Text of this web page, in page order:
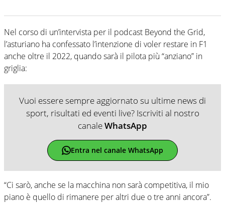
Nel corso di un’intervista per il podcast Beyond the Grid,
l’asturiano ha confessato l’intenzione di voler restare in F1
anche oltre il 2022, quando sarà il pilota più “anziano” in
griglia:
Vuoi essere sempre aggiornato su ultime news di
sport, risultati ed eventi live? Iscriviti al nostro
canaleWhatsApp
Entra nel canale WhatsApp
“Ci sarò, anche se la macchina non sarà competitiva, il mio
piano è quello di rimanere per altri due o tre anni ancora”.